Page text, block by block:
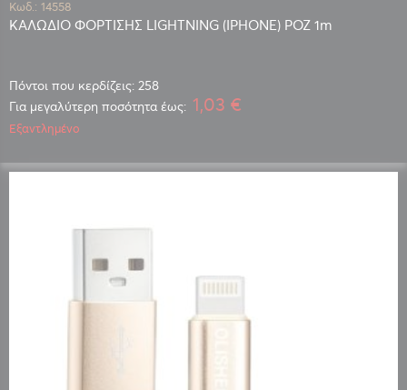
Κωδ.: 14558
ΚΑΛΩΔΙΟ ΦΟΡΤΙΣΗΣ LIGHTNING (IPHONE) ΡΟΖ 1m
Πόντοι που κερδίζεις: 258
Για μεγαλύτερη ποσότητα έως: 1,03 €
Εξαντλημένο